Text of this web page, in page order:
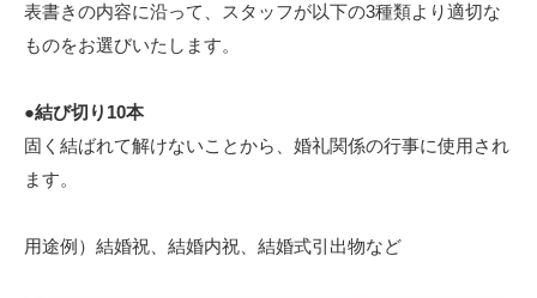
表書きの内容に沿って、スタッフが以下の3種類より適切な
ものをお選びいたします。
●結び切り10本
固く結ばれて解けないことから、婚礼関係の行事に使用され
ます。
用途例）結婚祝、結婚内祝、結婚式引出物など